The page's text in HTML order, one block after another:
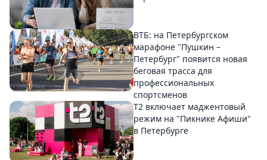
ВТБ: на Петербургском
марафоне "Пушкин –
Петербург" появится новая
беговая трасса для
профессиональных
спортсменов
Т2 включает маджентовый
режим на "Пикнике Афиши"
в Петербурге